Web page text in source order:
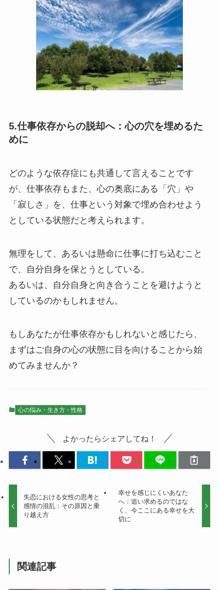
5.仕事依存からの脱却へ：心の穴を埋めるた
めに
どのような依存症にも共通して言えることです
が、仕事依存もまた、心の奥底にある「穴」や
「寂しさ」を、仕事という対象で埋め合わせよう
としている状態だと考えられます。
無理をして、あるいは懸命に仕事に打ち込むこと
で、自分自身を保とうとしている。
あるいは、自分自身と向き合うことを避けようと
しているのかもしれません。
もしあなたが仕事依存かもしれないと感じたら、
まずはご自身の心の状態に目を向けることから始
めてみませんか？
心の悩み・生き方・性格
よかったらシェアしてね！
失恋における女性の思考と
感情の混乱：その原因と乗
り越え方
幸せを感じにくいあなた
へ：追い求めるのではな
く、今ここにある幸せを大
切に
関連記事